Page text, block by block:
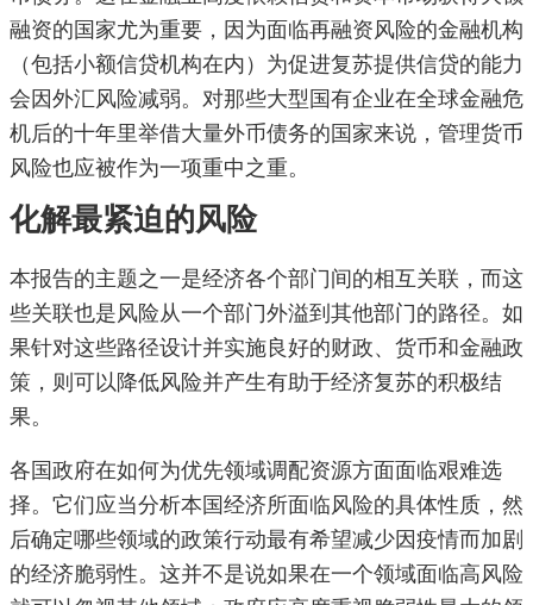
融资的国家尤为重要，因为面临再融资风险的金融机构
（包括小额信贷机构在内）为促进复苏提供信贷的能力
会因外汇风险减弱。对那些大型国有企业在全球金融危
机后的十年里举借大量外币债务的国家来说，管理货币
风险也应被作为一项重中之重。
化解最紧迫的风险
本报告的主题之一是经济各个部门间的相互关联，而这
些关联也是风险从一个部门外溢到其他部门的路径。如
果针对这些路径设计并实施良好的财政、货币和金融政
策，则可以降低风险并产生有助于经济复苏的积极结
果。
各国政府在如何为优先领域调配资源方面面临艰难选
择。它们应当分析本国经济所面临风险的具体性质，然
后确定哪些领域的政策行动最有希望减少因疫情而加剧
的经济脆弱性。这并不是说如果在一个领域面临高风险